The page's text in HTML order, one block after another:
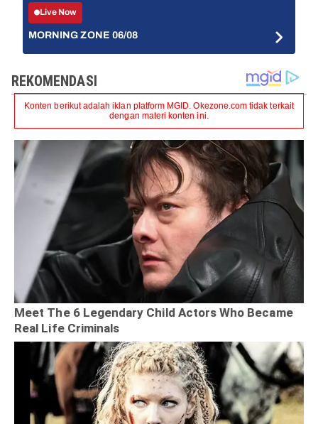
Live Now
MORNING ZONE 06/08